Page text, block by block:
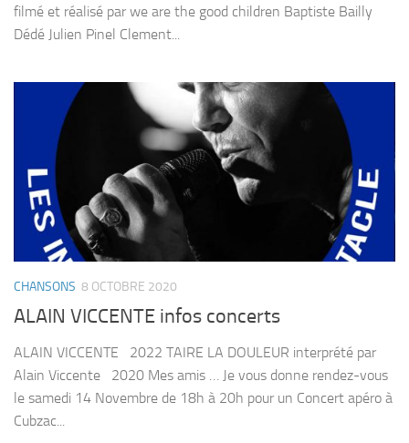
filmé et réalisé par we are the good children Baptiste Bailly
Dédé Julien Pinel Clement...
CHANSONS 8 OCTOBRE 2020
ALAIN VICCENTE infos concerts
ALAIN VICCENTE 2022 TAIRE LA DOULEUR interprété par
Alain Viccente 2020 Mes amis … Je vous donne rendez-vous
le samedi 14 Novembre de 18h à 20h pour un Concert apéro à
Cubzac...